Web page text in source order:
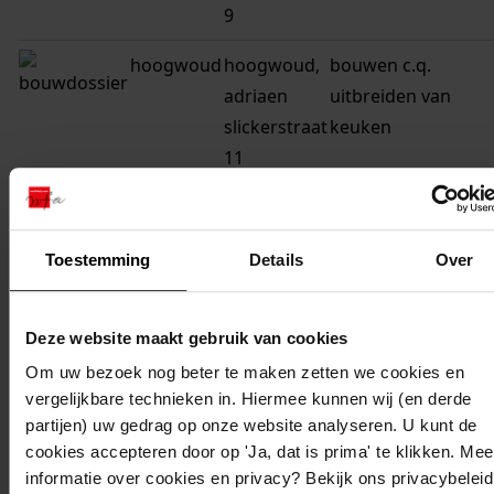
Toestemming Details Over
Deze website maakt gebruik van cookies
Om uw bezoek nog beter te maken zetten we cookies en
vergelijkbare technieken in. Hiermee kunnen wij (en derde
partijen) uw gedrag op onze website analyseren. U kunt de
cookies accepteren door op 'Ja, dat is prima' te klikken.
informatie over cookies en privacy? Bekijk ons privacybeleid
9
hoogwoudhoogwoud,
adriaen
slickerstraat
11
bouwen c.q.
uitbreiden van
keuken
adriaen
slickerstraat
1 achter
bouw van een
hoogwoudhoogwoud,
adriaen
slickerstraat
1, 3, 5, 7, 9,
11, 13, 15,
bouw van 10
woningen en 10
garages